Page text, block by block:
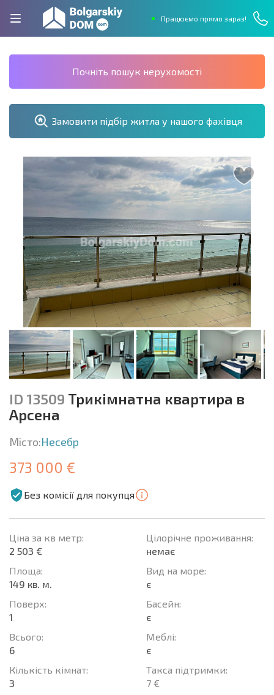
Працюємо прямо зараз!
Почніть пошук нерухомості
Замовити підбір житла у нашого фахівця
ID 13509 Трикімнатна квартира в
Арсена
Місто:Несебр
373 000 €
Без комісії для покупця
Ціна за кв метр:
2 503 €
Площа:
149 кв. м.
Поверх:
1
Всього:
6
Кількість кімнат:
3
Цілорічне проживання:
немає
Вид на море:
є
Баcейн:
є
Меблі:
є
Такса підтримки:
7 €